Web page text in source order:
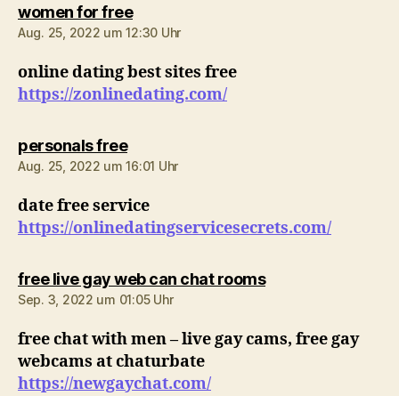
women for freesagt:
Aug. 25, 2022 um 12:30 Uhr
online dating best sites free
https://zonlinedating.com/
personals freesagt:
Aug. 25, 2022 um 16:01 Uhr
date free service
https://onlinedatingservicesecrets.com/
free live gay web can chat roomssagt:
Sep. 3, 2022 um 01:05 Uhr
free chat with men – live gay cams, free gay
webcams at chaturbate
https://newgaychat.com/